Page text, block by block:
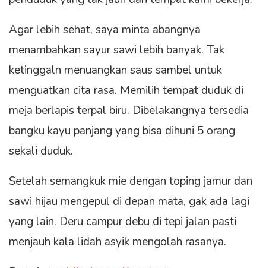
Agar lebih sehat, saya minta abangnya
menambahkan sayur sawi lebih banyak. Tak
ketinggaln menuangkan saus sambel untuk
menguatkan cita rasa. Memilih tempat duduk di
meja berlapis terpal biru. Dibelakangnya tersedia
bangku kayu panjang yang bisa dihuni 5 orang
sekali duduk.
Setelah semangkuk mie dengan toping jamur dan
sawi hijau mengepul di depan mata, gak ada lagi
yang lain. Deru campur debu di tepi jalan pasti
menjauh kala lidah asyik mengolah rasanya.